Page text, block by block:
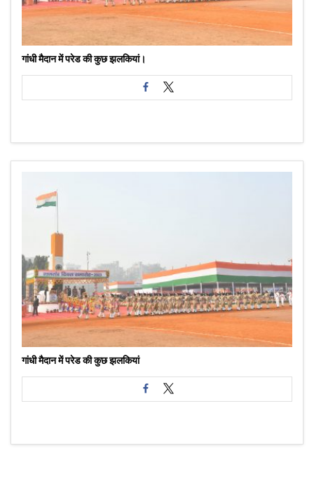
गांधी मैदान में परेड की कुछ झलकियां।
गांधी मैदान में परेड की कुछ झलकियां